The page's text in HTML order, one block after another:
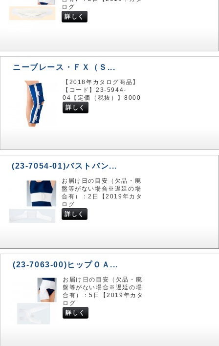
ログ
詳しく
ニーブレース・ＦＸ（Ｓ...
【2018年カタログ商品】
【コード】23-5944-
04【定価（税抜）】8000
詳しく
(23-7054-01)バストバン...
お届け日の目安（欠品・廃
盤等がない場合※遅延の場
合有）：2日【2019年カタ
ログ
詳しく
(23-7063-00)ヒップＯＡ...
お届け日の目安（欠品・廃
盤等がない場合※遅延の場
合有）：5日【2019年カタ
ログ
詳しく